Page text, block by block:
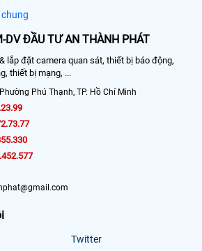
DV ĐẦU TƯ AN THÀNH PHÁT
lắp đặt camera quan sát, thiết bị báo động,
thiết bị mạng, ...
Phú Thạnh, TP. Hồ Chí Minh
Twitter